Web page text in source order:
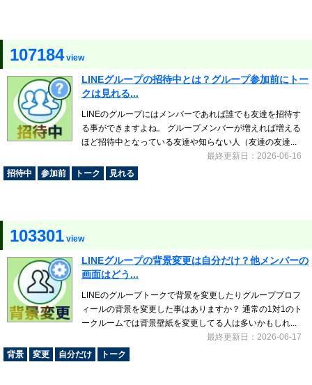
107184view
LINEグループの招待中とは？グループ参加前にトー
クは見れる...
LINEのグループにはメンバーであれば誰でも友達を招待す
る事ができますよね。 グループメンバーが増えれば増える
ほど招待中となっている友達や知らない人（友達の友達...
最終更新日：2026-06-16
招待中
参加前 トーク 見れる
103301 view
LINEグループの背景変更は自分だけ？他メンバーの
画面はどう...
LINEのグループトークで背景を変更したりグループプロフ
ィールの背景を変更した事はありますか？ 通常の1対1のト
ークルームでは背景壁紙を変更してる人は多いかもしれ...
最終更新日：2026-06-17
背景
変更 自分だけ トーク